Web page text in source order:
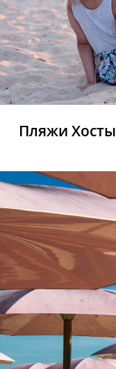
Пляжи Хосты